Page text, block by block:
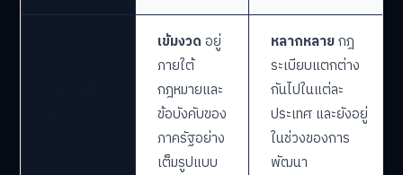
เข้มงวด อยู่
ภายใต้
กฎหมายและ
ข้อบังคับของ
ภาครัฐอย่าง
เต็มรูปแบบ
หลากหลายกฎ
ระเบียบแตกต่าง
กันไปในแต่ละ
ประเทศ และยังอยู่
ในช่วงของการ
พัฒนา